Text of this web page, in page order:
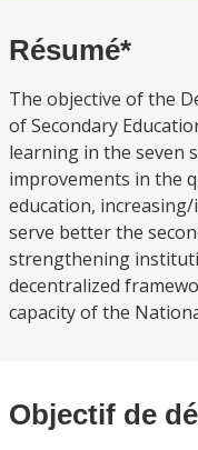
Résumé*
The objective of the
of Secondary
learning in the seven
improvements in the
education,
serve better the
strengthening
decentralized
capacity of the
Objectif de